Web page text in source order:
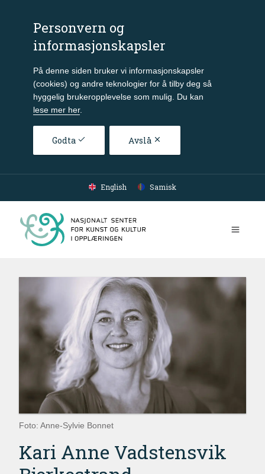
Personvern og
informasjonskapsler
På denne siden bruker vi informasjonskapsler
(cookies) og andre teknologier for å tilby deg så
hyggelig brukeropplevelse som mulig. Du kan
lese mer her.
Godta Avslå
Gå til hovedinnhold
English Samisk
Foto: Anne-Sylvie Bonnet
Kari Anne Vadstensvik